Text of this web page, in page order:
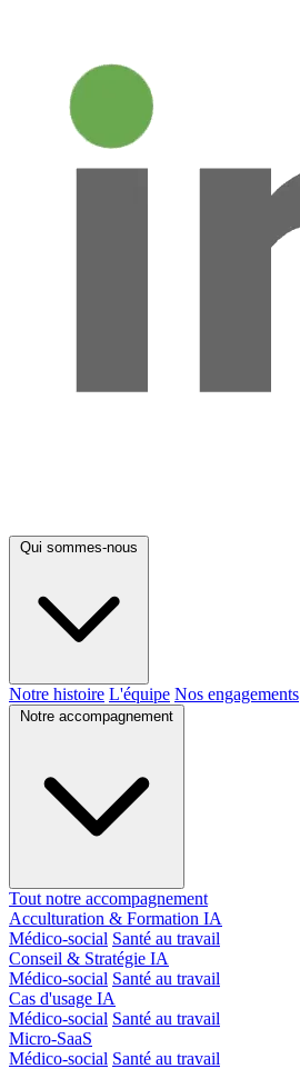
Qui sommes-nous
Notre histoire L'équipe Nos engagements
Notre accompagnement
Tout notre accompagnement
Acculturation & Formation IA
Médico-social Santé au travail
Conseil & Stratégie IA
Médico-social Santé au travail
Cas d'usage IA
Médico-social Santé au travail
Micro-SaaS
Médico-social Santé au travail